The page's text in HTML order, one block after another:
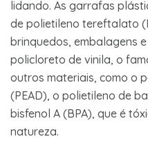
lidando. As garrafas
de polietileno tereftalato
brinquedos, embalagens
policloreto de vinila, o
outros materiais, como o
(PEAD), o polietileno de
bisfenol A (BPA), que é
natureza.